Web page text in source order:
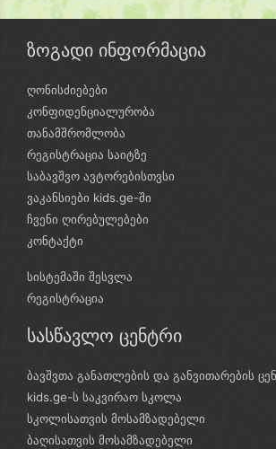
ზოგადი ინფორმაცია
ღონისძიებები
კონფიდენციალურობა
თანამშრომლობა
რეგისტრაცია საიტზე
საბავშვო ავტორებისთვსი
ვაკანსიები kids.ge-ში
ჩვენი ღირებულებები
კონტაქტი
სისტემაში შესვლა
რეგისტრაცია
სასწავლო ცენტრი
ბავშვთა განათლების და განვითარების
kids.ge-ს საკვირაო სკოლა
სკოლისათვის მოსამზადებელი
ბაღისათვის მოსამზადებელი